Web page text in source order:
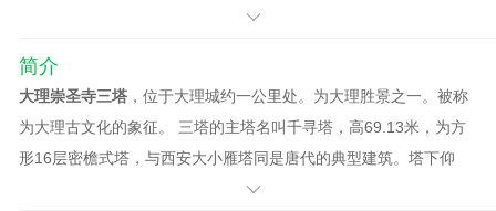
简介
大理崇圣寺三塔，位于大理城约一公里处。为大理胜景之一。被称
为大理古文化的象征。 三塔的主塔名叫千寻塔，高69.13米，为方
形16层密檐式塔，与西安大小雁塔同是唐代的典型建筑。塔下仰
望，只见塔矗云端，云移塔驻，似有倾倒之势。塔的基座呈方形，